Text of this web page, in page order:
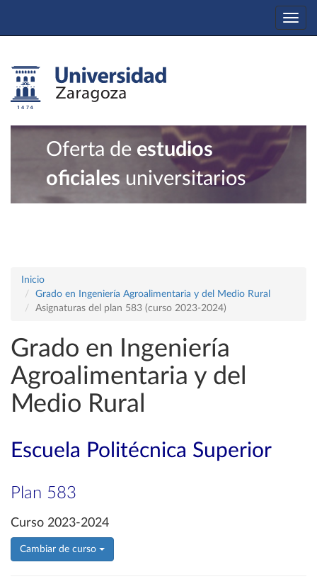
Oferta de estudios
oficiales universitarios
Inicio
Grado en Ingeniería Agroalimentaria y del Medio Rural
Asignaturas del plan 583 (curso 2023-2024)
Grado en Ingeniería
Agroalimentaria y del
Medio Rural
Escuela Politécnica Superior
Plan 583
Curso 2023-2024
Cambiar de curso